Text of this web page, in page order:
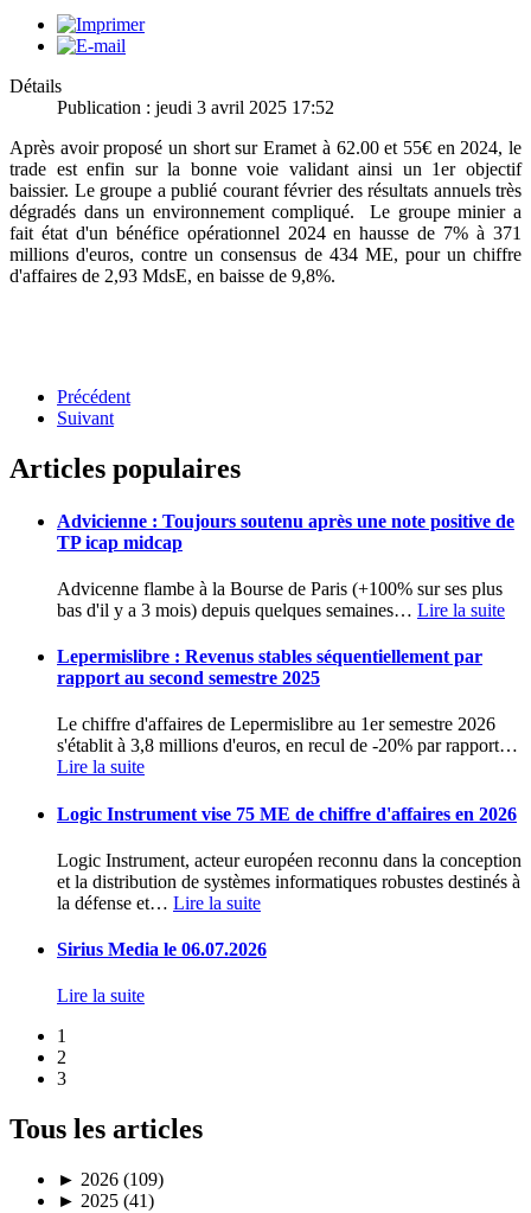
Détails
Publication : jeudi 3 avril 2025 17:52
Après avoir proposé un short sur Eramet à 62.00 et 55€ en 2024, le
trade est enfin sur la bonne voie validant ainsi un 1er objectif
baissier. Le groupe a publié courant février des résultats annuels très
dégradés dans un environnement compliqué. Le groupe minier a
fait état d'un bénéfice opérationnel 2024 en hausse de 7% à 371
millions d'euros, contre un consensus de 434 ME, pour un chiffre
d'affaires de 2,93 MdsE, en baisse de 9,8%.
Précédent
Suivant
Articles populaires
Advicienne : Toujours soutenu après une note positive de
TP icap midcap
Advicenne flambe à la Bourse de Paris (+100% sur ses plus
bas d'il y a 3 mois) depuis quelques semaines… Lire la suite
Lepermislibre : Revenus stables séquentiellement par
rapport au second semestre 2025
Le chiffre d'affaires de Lepermislibre au 1er semestre 2026
s'établit à 3,8 millions d'euros, en recul de -20% par rapport…
Lire la suite
Logic Instrument vise 75 ME de chiffre d'affaires en 2026
Logic Instrument, acteur européen reconnu dans la conception
et la distribution de systèmes informatiques robustes destinés à
la défense et… Lire la suite
Sirius Media le 06.07.2026
Lire la suite
1
2
3
Tous les articles
► 2026 (109)
► 2025 (41)